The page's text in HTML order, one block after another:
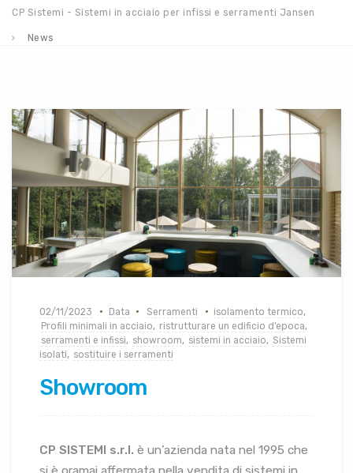
CP Sistemi - Sistemi in acciaio per infissi e serramenti Jansen
News
02/11/2023 Data Serramenti isolamento termico,
Profili minimali in acciaio, ristrutturare un edificio d’epoca,
serramenti e infissi, showroom, sistemi in acciaio, Sistemi
isolati, sostituire i serramenti
Showroom
CP SISTEMI s.r.l. è un’azienda nata nel 1995 che